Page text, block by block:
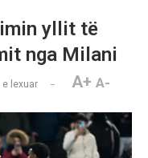
yllit të
nga Milani
e lexuar A+ A-